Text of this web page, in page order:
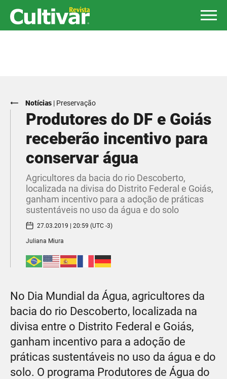
Notícias | Preservação
Produtores do DF e Goiás
receberão incentivo para
conservar água
Agricultores da bacia do rio Descoberto,
localizada na divisa do Distrito Federal e Goiás,
ganham incentivo para a adoção de práticas
sustentáveis no uso da água e do solo
27.03.2019 | 20:59 (UTC -3)
Juliana Miura​
No Dia Mundial da Água, agricultores da
bacia do rio Descoberto, localizada na
divisa entre o Distrito Federal e Goiás,
ganham incentivo para a adoção de
práticas sustentáveis no uso da água e do
solo. O programa Produtores de Água do